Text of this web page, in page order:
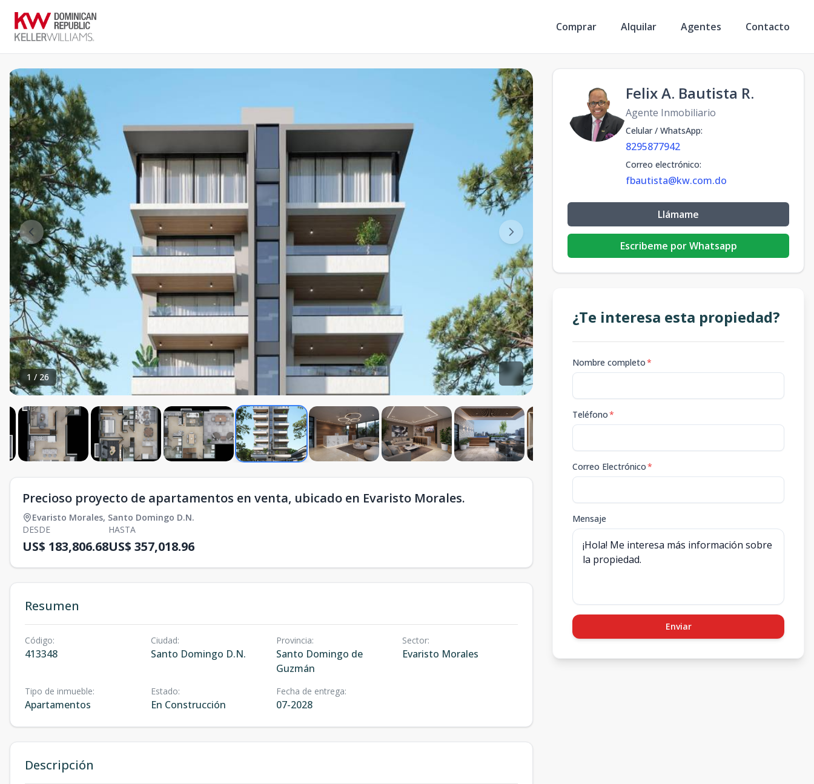
Comprar Alquilar Agentes Contacto
1 / 26
Precioso proyecto de apartamentos en venta, ubicado en Evaristo Morales.
Evaristo Morales, Santo Domingo D.N.
DESDE
US$ 183,806.68
HASTA
US$ 357,018.96
Resumen
Código:
413348
Ciudad:
Santo Domingo D.N.
Provincia:
Santo Domingo de
Guzmán
Sector:
Evaristo Morales
Tipo de inmueble:
Apartamentos
Estado:
En Construcción
Fecha de entrega:
07-2028
Descripción
Felix A. Bautista R.
Agente Inmobiliario
Celular / WhatsApp:
8295877942
Correo electrónico:
fbautista@kw.com.do
Llámame
Escribeme por Whatsapp
¿Te interesa esta propiedad?
Nombre completo*
Teléfono*
Correo Electrónico*
Mensaje
Enviar